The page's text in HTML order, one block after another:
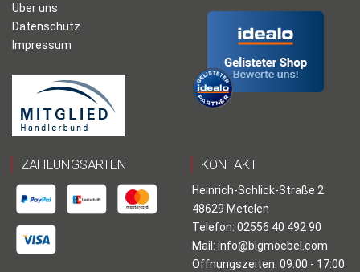
Über uns
Datenschutz
Impressum
ZAHLUNGSARTEN KONTAKT
Heinrich-Schlick-Straße 2
48629 Metelen
Telefon: 02556 40 492 90
Mail: info@bigmoebel.com
Öffnungszeiten: 09:00 - 17:00